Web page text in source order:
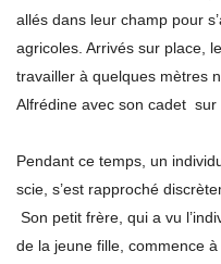
allés dans leur champ pour
agricoles. Arrivés sur place,
travailler à quelques mètres
Alfrédine avec son cadet sur
Pendant ce temps, un
scie, s’est rapproché
Son petit frère, qui a vu
de la jeune fille, commence à